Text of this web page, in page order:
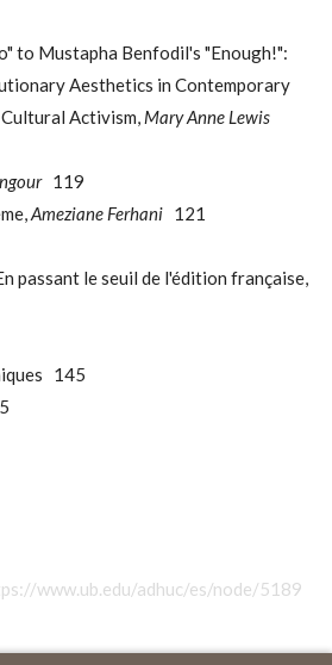
to Mustapha Benfodil's "Enough!":
Aesthetics in Contemporary
Activism, Mary Anne Lewis
119
Ameziane Ferhani 121
passant le seuil de l'édition française,
145
www.ub.edu/adhuc/es/node/5189